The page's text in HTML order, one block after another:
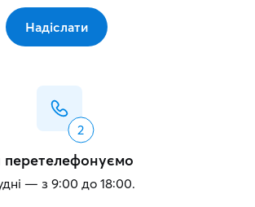
Надіслати
— з 9:00 до 18:00.